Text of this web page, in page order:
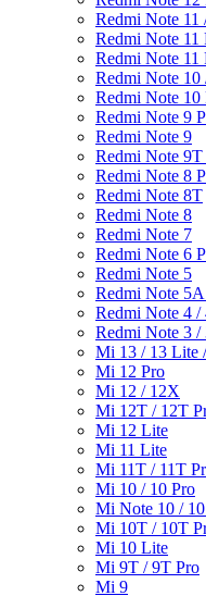
Redmi Note 11
Redmi Note 11
Redmi Note 11
Redmi Note 10
Redmi Note 10
Redmi Note 9
Redmi Note 9
Redmi Note 9T
Redmi Note 8
Redmi Note 8T
Redmi Note 8
Redmi Note 7
Redmi Note 6
Redmi Note 5
Redmi Note
Redmi Note 4 /
Redmi Note 3 /
Mi 13 / 13 Lite
Mi 12 Pro
Mi 12 / 12X
Mi 12T / 12T
Mi 12 Lite
Mi 11 Lite
Mi 11T / 11T
Mi 10 / 10 Pro
Mi Note 10 /
Mi 10T / 10T
Mi 10 Lite
Mi 9T / 9T Pro
Mi 9